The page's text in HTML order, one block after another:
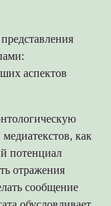
аспектов
как
потенциал
отражения
сообщение